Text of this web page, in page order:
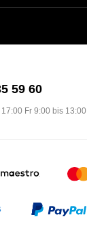
59 60
Fr 9:00 bis 13:00